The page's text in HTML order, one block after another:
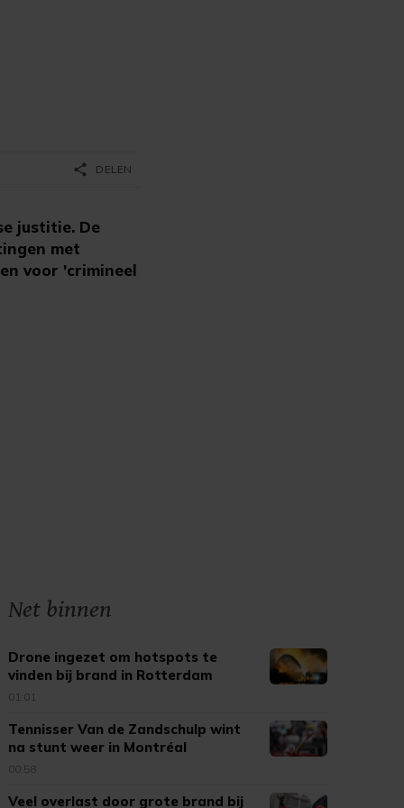
justitie. De
met
voor 'crimineel
share DELEN
Net binnen
Drone ingezet om hotspots te
vinden bij brand in Rotterdam
01:01
Tennisser Van de Zandschulp wint
na stunt weer in Montréal
00:58
Veel overlast door grote brand bij